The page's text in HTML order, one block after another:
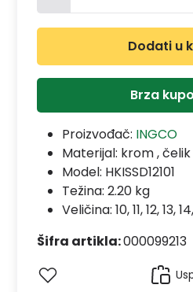
Dodati u
Brza
Proizvođač: INGCO
Materijal: krom , čelik
Model: HKISSD12101
Težina: 2.20 kg
Veličina: 10, 11, 12, 13,
Šifra artikla:000099213